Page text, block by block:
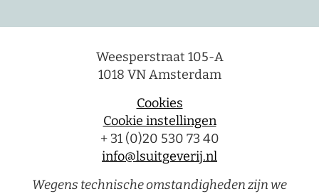
Weesperstraat 105-A
1018 VN Amsterdam
Cookies
Cookie instellingen
+ 31 (0)20 530 73 40
info@lsuitgeverij.nl
Wegens technische omstandigheden zijn we